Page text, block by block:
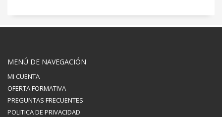
MENÚ DE NAVEGACIÓN
MI CUENTA
OFERTA FORMATIVA
PREGUNTAS FRECUENTES
POLITICA DE PRIVACIDAD